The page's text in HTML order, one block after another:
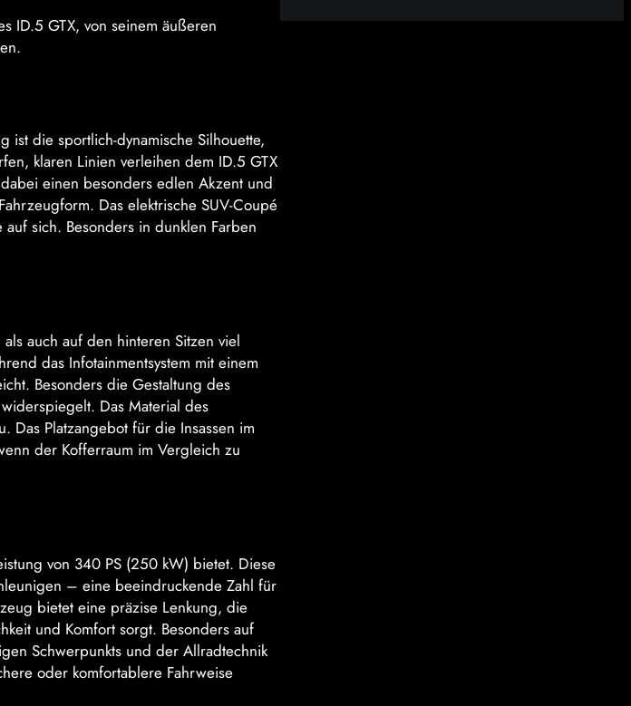
ID.5 GTX, von seinem äußeren
ist die sportlich-dynamische Silhouette,
klaren Linien verleihen dem ID.5 GTX
einen besonders edlen Akzent und
Das elektrische SUV-Coupé
sich. Besonders in dunklen Farben
auch auf den hinteren Sitzen viel
das Infotainmentsystem mit einem
Besonders die Gestaltung des
Das Material des
Das Platzangebot für die Insassen im
der Kofferraum im Vergleich zu
von 340 PS (250 kW) bietet. Diese
– eine beeindruckende Zahl für
bietet eine präzise Lenkung, die
und Komfort sorgt. Besonders auf
Schwerpunkts und der Allradtechnik
oder komfortablere Fahrweise